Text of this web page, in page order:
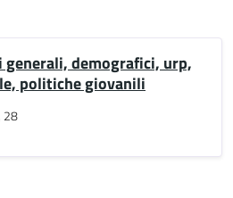
demografici, urp,
politiche giovanili
28